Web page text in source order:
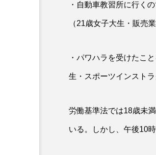
・自動車教習所に行く
（21歳女子大生・販売業
・パワハラを受けたこ
生・スポーツインストラ
労働基準法では18歳未
いる。しかし、午後10